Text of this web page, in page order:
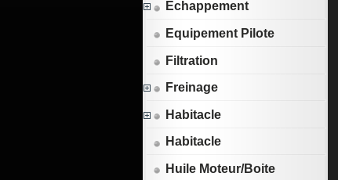
Echappement
Equipement Pilote
Filtration
Freinage
Habitacle
Habitacle
Huile Moteur/Boite